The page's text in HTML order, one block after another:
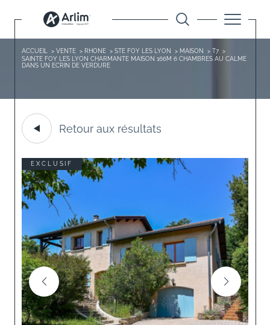
ACCUEIL VENTE RHONE STE FOY LES LYON MAISON
T7
SAINTE FOY LES LYON CHARMANTE MAISON 166M 6 CHAMBRES AU CALME
DANS UN ECRIN DE VERDURE
Retour aux résultats
EXCLUSIF